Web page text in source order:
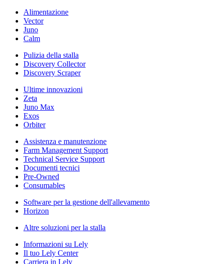
Alimentazione
Vector
Juno
Calm
Pulizia della stalla
Discovery Collector
Discovery Scraper
Ultime innovazioni
Zeta
Juno Max
Exos
Orbiter
Assistenza e manutenzione
Farm Management Support
Technical Service Support
Documenti tecnici
Pre-Owned
Consumables
Software per la gestione dell'allevamento
Horizon
Altre soluzioni per la stalla
Informazioni su Lely
Il tuo Lely Center
Carriera in Lely